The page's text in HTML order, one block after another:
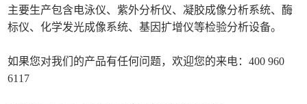
主要生产包含电泳仪、紫外分析仪、凝胶成像分析系统、酶
标仪、化学发光成像系统、基因扩增仪等检验分析设备。
如果您对我们的产品有任何问题，欢迎您的来电：400 960
6117